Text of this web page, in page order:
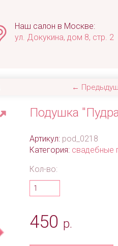
Наш салон в Москве:
ул. Докукина, дом 8, стр. 2
←
Подушка
Артикул: pod_0218
Категория: свадебные
Кол-во:
450 р.